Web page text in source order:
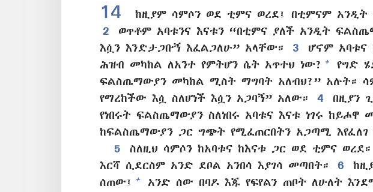
14
ከዚያም ሳምሶን ወደ ቲምና ወረደ፤ በቲምናም አንዲት
2
ወጥቶም አባቱንና እናቱን “በቲምና ያለች አንዲት
እሷን እንድታጋቡኝ እፈልጋለሁ” አላቸው።
3
ሆኖም አባቱና
ሕዝብ መካከል ለአንተ የምትሆን ሴት አጥተህ ነው?
+
የግድ
ፍልስጤማውያን መካከል ሚስት ማግባት አለብህ?” አሉት።
የማረከችው እሷ ስለሆነች እሷን አጋባኝ” አለው።
4
በዚያን
የነበሩት ፍልስጤማውያን ስለነበሩ አባቱና እናቱ ነገሩ ከይሖዋ
ከፍልስጤማውያን ጋር ግጭት የሚፈጠርበትን አጋጣሚ እየፈለገ
5
ስለዚህ ሳምሶን ከአባቱና ከእናቱ ጋር ወደ ቲምና
እርሻ ሲደርስም አንድ ደቦል አንበሳ እያገሳ መጣበት።
6
ሰጠው፤
+
አንድ ሰው በባዶ እጁ የፍየልን ጠቦት ለሁለት